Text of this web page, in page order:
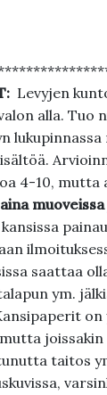
Levyjen
alla. Tuo
4-10, mutta
muoveissa
saattaa
ym.
taitos